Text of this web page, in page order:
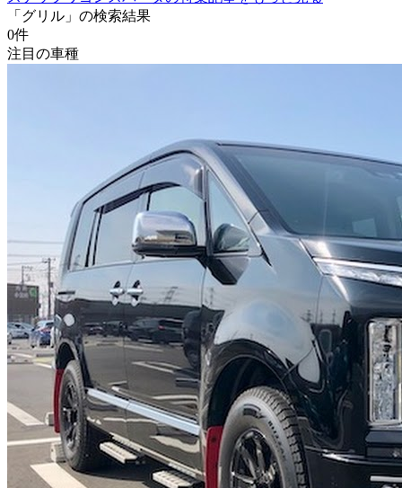
「グリル」の検索結果
0件
注目の車種